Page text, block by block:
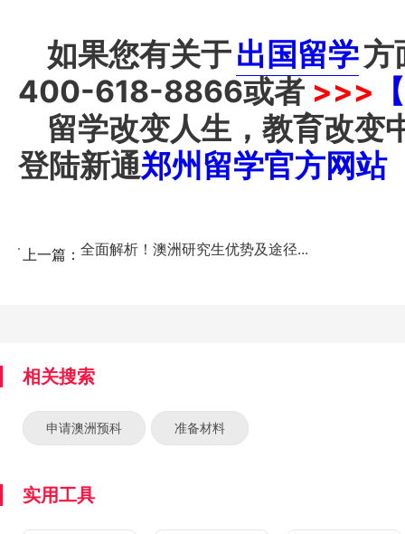
如果您有关于出国留学方
400-618-8866或者 >>>
留学改变人生，教育改变
登陆新通郑州留学官方网站
上一篇： 全面解析！澳洲研究生优势及途径...
相关搜索
申请澳洲预科 准备材料
实用工具